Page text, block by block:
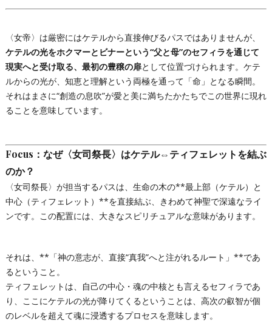
〈女帝〉は厳密にはケテルから直接伸びるパスではありませんが、
ケテルの光をホクマーとビナーという“父と母”のセフィラを通じて
現実へと受け取る、最初の豊穣の扉として位置づけられます。ケテ
ルからの光が、知恵と理解という両極を通って「命」となる瞬間。
それはまさに“創造の息吹”が愛と美に満ちたかたちでこの世界に現れ
ることを意味しています。
Focus：なぜ〈女司祭長〉はケテル⇔ティフェレットを結ぶ
のか？
〈女司祭長〉が担当するパスは、生命の木の**最上部（ケテル）と
中心（ティフェレット）**を直接結ぶ、きわめて神聖で深遠なライ
ンです。この配置には、大きなスピリチュアルな意味があります。
それは、**「神の意志が、直接“真我”へと注がれるルート」**であ
るということ。
ティフェレットは、自己の中心・魂の中核とも言えるセフィラであ
り、ここにケテルの光が降りてくるということは、高次の叡智が個
のレベルを超えて魂に浸透するプロセスを意味します。